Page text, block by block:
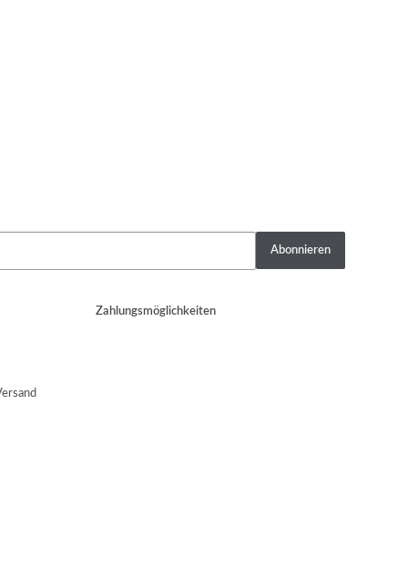
Abonnieren
Zahlungsmöglichkeiten